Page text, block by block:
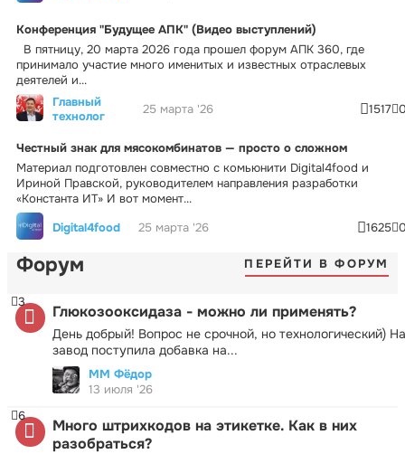
Конференция "Будущее АПК" (Видео выступлений)
В пятницу, 20 марта 2026 года прошел форум АПК 360, где
принимало участие много именитых и известных отраслевых
деятелей и...
Главный
технолог
25 марта '26 1517
Честный знак для мясокомбинатов — просто о сложном
Материал подготовлен совместно с комьюнити Digital4food и
Ириной Правской, руководителем направления разработки
«Константа ИТ» И вот момент...
Digital4food
25 марта '26 1625
Форум ПЕРЕЙТИ В ФОРУМ
Глюкозооксидаза - можно ли применять?
День добрый! Вопрос не срочной, но технологический) На
завод поступила добавка на...
3
ММ Фёдор
13 июля '26
Много штрихкодов на этикетке. Как в них
разобраться?
6